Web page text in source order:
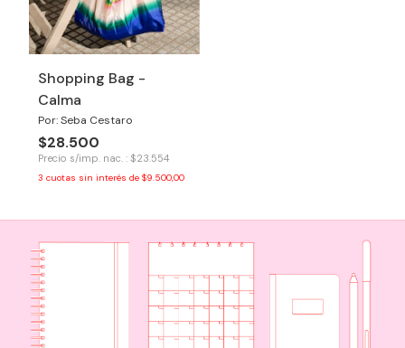
Shopping Bag -
Calma
Por: Seba Cestaro
$28.500
Precio s/imp. nac. : $23.554
3 cuotas sin interés de $9.500,00